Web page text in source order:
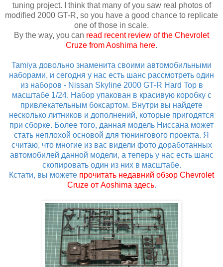
tuning project. I think that many of you saw real photos of
modified 2000 GT-R, so you have a good chance to replicate
one of those in scale.
By the way, you can read recent review of the Chevrolet
Cruze from Aoshima here.
Tamiya довольно знаменита своими автомобильными
наборами, и сегодня у нас есть шанс рассмотреть один
из наборов - Nissan Skyline 2000 GT-R Hard Top в
масштабе 1/24. Набор упакован в красивую коробку с
привлекательным боксартом. Внутри вы найдете
несколько литников и дополнений, которые пригодятся
при сборке. Более того, данная модель Hиссана может
стать неплохой основой для тюнингового проекта. Я
считаю, что многие из вас видели фото доработанных
автомобилей данной модели, а теперь у нас есть шанс
скопировать один из них в масштабе.
Кстати, вы можете прочитать недавний обзор Chevrolet
Cruze от Aoshima здесь.